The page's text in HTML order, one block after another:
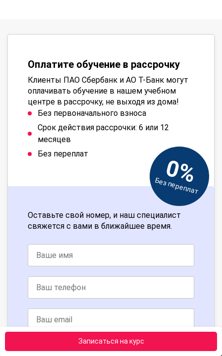
Записаться на курс
Оплатите обучение в рассрочку
Клиенты ПАО Сбербанк и АО Т-Банк могут
оплачивать обучение в нашем учебном
центре в рассрочку, не выходя из дома!
Без первоначального взноса
Срок действия рассрочки: 6 или 12
месяцев
Без переплат
0%
Без переплат
Оставьте свой номер, и наш специалист
свяжется с вами в ближайшее время.
Получить консультацию